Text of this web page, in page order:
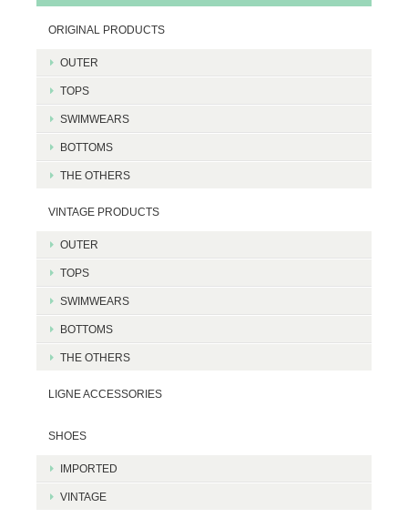
ORIGINAL PRODUCTS
OUTER
TOPS
SWIMWEARS
BOTTOMS
THE OTHERS
VINTAGE PRODUCTS
OUTER
TOPS
SWIMWEARS
BOTTOMS
THE OTHERS
LIGNE ACCESSORIES
SHOES
IMPORTED
VINTAGE